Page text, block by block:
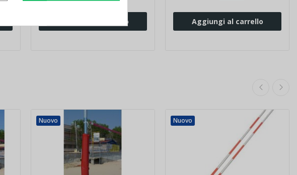
Aggiungi al carrello Aggiungi al carrello
Nuovo Nuovo